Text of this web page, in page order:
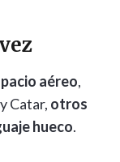
aéreo,
Catar, otros
hueco.